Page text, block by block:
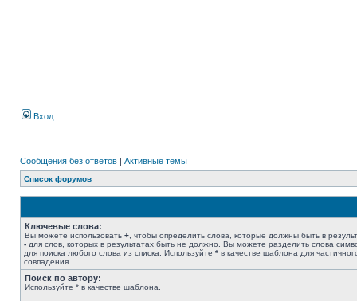
Вход
Сообщения без ответов | Активные темы
Список форумов
Ключевые слова:
Вы можете использовать + , чтобы определить слова, которые должны быть в
- для слов, которых в результатах быть не должно. Вы можете разделить слова
для поиска любого слова из списка. Используйте * в качестве шаблона для
совпадения.
Поиск по автору:
Используйте * в качестве шаблона.